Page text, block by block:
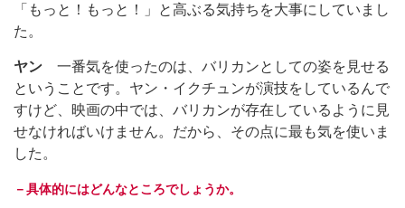
「もっと！もっと！」と高ぶる気持ちを大事にしていまし
た。
ヤン 一番気を使ったのは、バリカンとしての姿を見せる
ということです。ヤン・イクチュンが演技をしているんで
すけど、映画の中では、バリカンが存在しているように見
せなければいけません。だから、その点に最も気を使いま
した。
－具体的にはどんなところでしょうか。